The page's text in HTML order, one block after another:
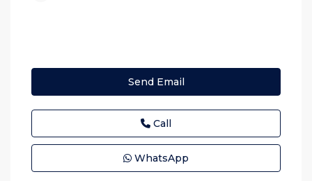
Send Email
Call
WhatsApp